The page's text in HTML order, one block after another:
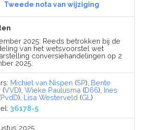
Tweede nota van wijziging
2025: Reeds betrokken bij de
van het wetsvoorstel wet
conversiehandelingen op 2
2025.
Michiel van Nispen (SP), Bente
(VVD),Wieke Paulusma (D66), Ines
PvdD), Lisa Westerveld (GL)
36178-5
2025